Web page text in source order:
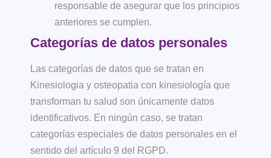
responsable de asegurar que los principios
anteriores se cumplen.
Categorías de datos personales
Las categorías de datos que se tratan en
Kinesiologia y osteopatia con kinesiología que
transforman tu salud son únicamente datos
identificativos. En ningún caso, se tratan
categorías especiales de datos personales en el
sentido del artículo 9 del RGPD.